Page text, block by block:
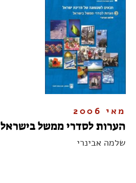
מאי 2006
הערות לסדרי ממשל בישראל
שלמה אבינרי